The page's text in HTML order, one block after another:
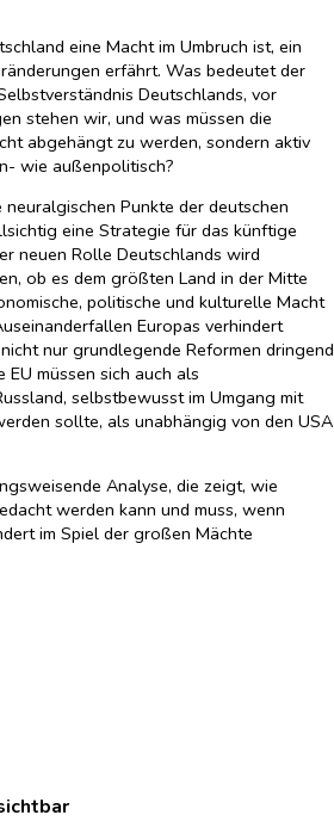
eine Macht im Umbruch ist, ein
erfährt. Was bedeutet der
Deutschlands, vor
stehen wir, und was müssen die
abgehängt zu werden, sondern aktiv
wie außenpolitisch?
Punkte der deutschen
eine Strategie für das künftige
neuen Rolle Deutschlands wird
ob es dem größten Land in der Mitte
politische und kulturelle Macht
Europas verhindert
nur grundlegende Reformen dringend
müssen sich auch als
selbstbewusst im Umgang mit
sollte, als unabhängig von den USA
Analyse, die zeigt, wie
werden kann und muss, wenn
im Spiel der großen Mächte